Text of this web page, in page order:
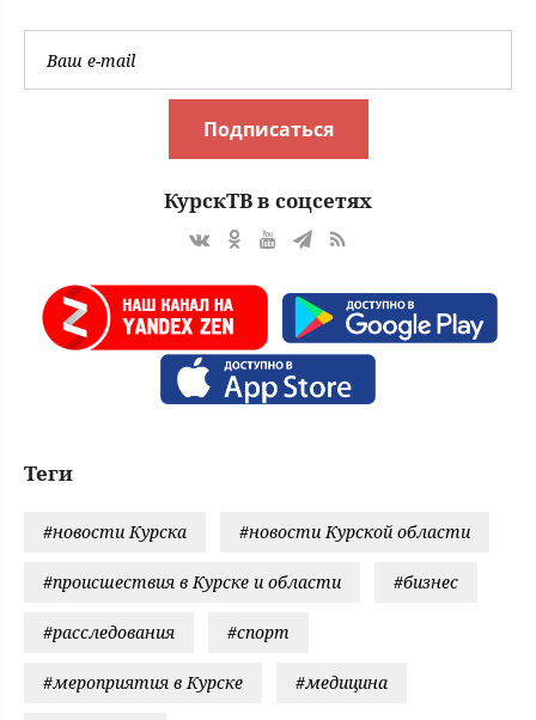
Подписаться
КурскТВ в соцсетях
Теги
#новости Курска #новости Курской области
#происшествия в Курске и области #бизнес
#расследования #спорт
#мероприятия в Курске #медицина